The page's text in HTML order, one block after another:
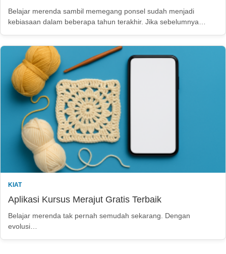
Belajar merenda sambil memegang ponsel sudah menjadi
kebiasaan dalam beberapa tahun terakhir. Jika sebelumnya…
KIAT
Aplikasi Kursus Merajut Gratis Terbaik
Belajar merenda tak pernah semudah sekarang. Dengan
evolusi…